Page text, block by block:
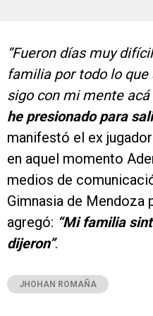
“Fueron días muy
familia por todo lo que
sigo con mi mente acá
he presionado para
manifestó el ex
en aquel momento
medios de
Gimnasia de Mendoza
agregó: “Mi familia
dijeron”.
JHOHAN ROMAÑA